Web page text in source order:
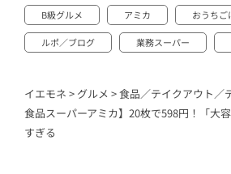
B級グルメ アミカ おうちご
ルポ／ブログ 業務スーパー
イエモネ > グルメ >食品／テイクアウト／
食品スーパーアミカ】20枚で598円！「大
すぎる